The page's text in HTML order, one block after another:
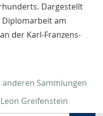
Dargestellt
Diplomarbeit am
der Karl-Franzens-
anderen Sammlungen
Leon Greifenstein